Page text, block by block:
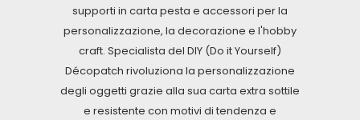
supporti in carta pesta e accessori per la
personalizzazione, la decorazione e l'hobby
craft. Specialista del DIY (Do it Yourself)
Décopatch rivoluziona la personalizzazione
degli oggetti grazie alla sua carta extra sottile
e resistente con motivi di tendenza e